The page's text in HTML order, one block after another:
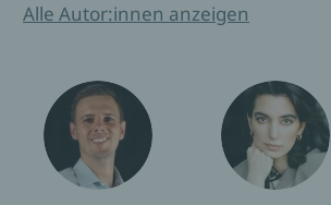
Alle Autor:innen anzeigen